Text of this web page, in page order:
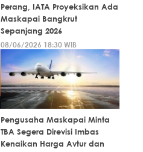
Perang, IATA Proyeksikan Ada
Maskapai Bangkrut
Sepanjang 2026
08/06/2026 18:30 WIB
Pengusaha Maskapai Minta
TBA Segera Direvisi Imbas
Kenaikan Harga Avtur dan